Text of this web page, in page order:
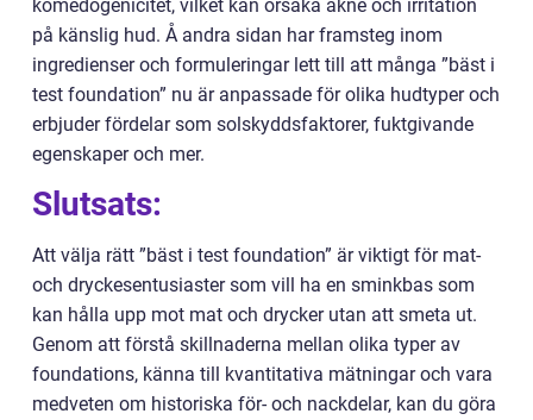
komedogenicitet, vilket kan orsaka akne och irritation
på känslig hud. Å andra sidan har framsteg inom
ingredienser och formuleringar lett till att många ”bäst i
test foundation” nu är anpassade för olika hudtyper och
erbjuder fördelar som solskyddsfaktorer, fuktgivande
egenskaper och mer.
Slutsats:
Att välja rätt ”bäst i test foundation” är viktigt för mat-
och dryckesentusiaster som vill ha en sminkbas som
kan hålla upp mot mat och drycker utan att smeta ut.
Genom att förstå skillnaderna mellan olika typer av
foundations, känna till kvantitativa mätningar och vara
medveten om historiska för- och nackdelar, kan du göra